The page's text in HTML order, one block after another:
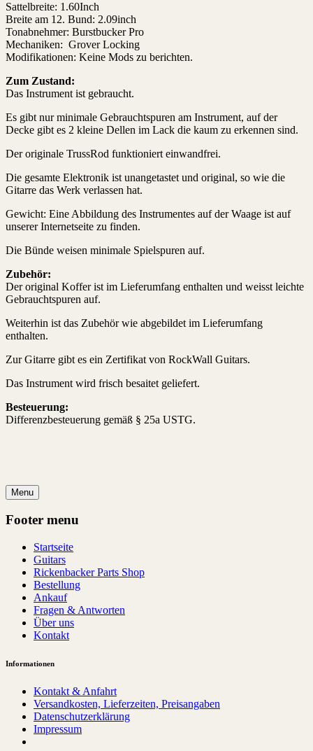
Sattelbreite: 1.60Inch
Breite am 12. Bund: 2.09inch
Tonabnehmer: Burstbucker Pro
Mechaniken: Grover Locking
Modifikationen: Keine Mods zu berichten.
Zum Zustand:
Das Instrument ist gebraucht.
Es gibt nur minimale Gebrauchtspuren am Instrument, auf der
Decke gibt es 2 kleine Dellen im Lack die kaum zu erkennen sind.
Der originale TrussRod funktioniert einwandfrei.
Die gesamte Elektronik ist unangetastet und original, so wie die
Gitarre das Werk verlassen hat.
Gewicht: Eine Abbildung des Instrumentes auf der Waage ist auf
unserer Internetseite zu finden.
Die Bünde weisen minimale Spielspuren auf.
Zubehör:
Der original Koffer ist im Lieferumfang enthalten und weisst leichte
Gebrauchtspuren auf.
Weiterhin ist das Zubehör wie abgebildet im Lieferumfang
enthalten.
Zur Gitarre gibt es ein Zertifikat von RockWall Guitars.
Das Instrument wird frisch besaitet geliefert.
Besteuerung:
Differenzbesteuerung gemäß § 25a USTG.
Menu
Footer menu
Startseite
Guitars
Rickenbacker Parts Shop
Bestellung
Ankauf
Fragen & Antworten
Über uns
Kontakt
Informationen
Kontakt & Anfahrt
Versandkosten, Lieferzeiten, Preisangaben
Datenschutzerklärung
Impressum